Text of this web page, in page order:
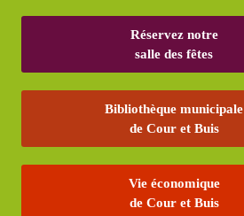
Réservez notre
salle des fêtes
Bibliothèque municipale
de Cour et Buis
Vie économique
de Cour et Buis